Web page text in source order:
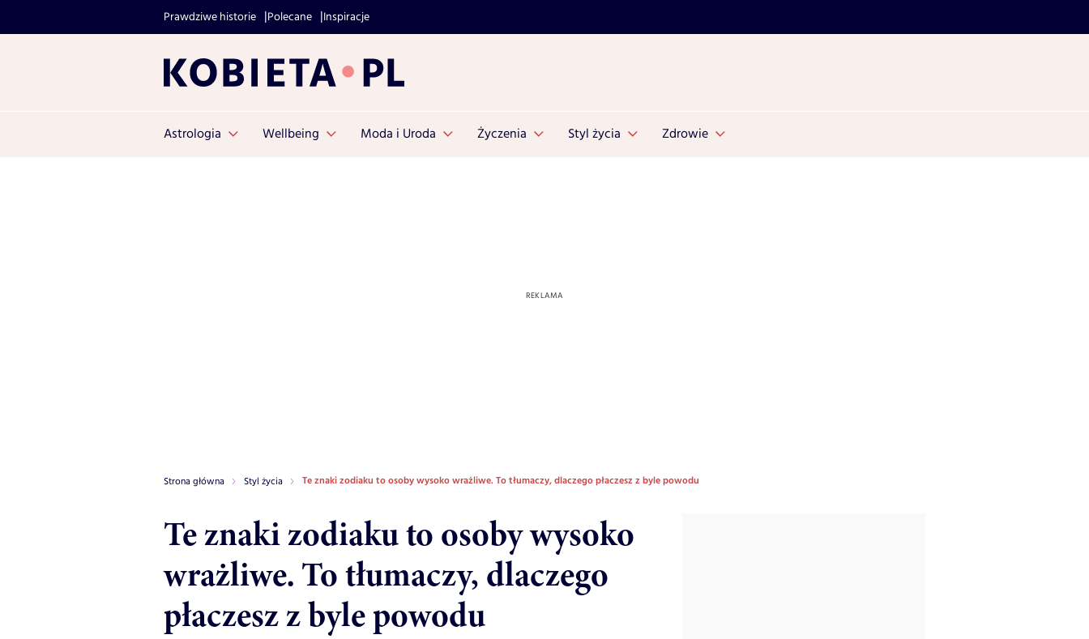
Prawdziwe historie Polecane Inspiracje
Astrologia Wellbeing Moda i Uroda Życzenia Styl życia Zdrowie
Strona główna Styl życia Te znaki zodiaku to osoby wysoko wrażliwe. To tłumaczy, dlaczego płaczesz z byle powodu
Te znaki zodiaku to osoby wysoko
wrażliwe. To tłumaczy, dlaczego
płaczesz z byle powodu